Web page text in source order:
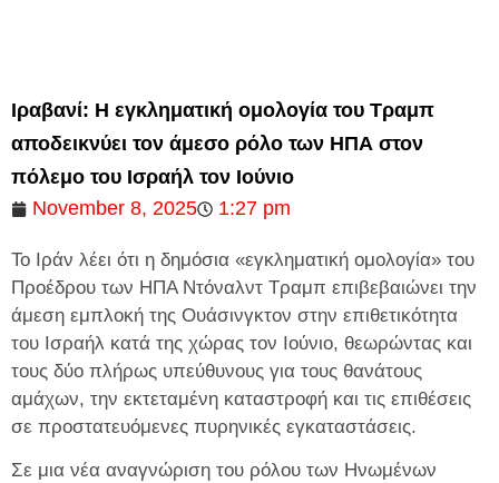
Ιραβανί: Η εγκληματική ομολογία του Τραμπ
αποδεικνύει τον άμεσο ρόλο των ΗΠΑ στον
πόλεμο του Ισραήλ τον Ιούνιο
November 8, 2025
1:27 pm
Το Ιράν λέει ότι η δημόσια «εγκληματική ομολογία» του
Προέδρου των ΗΠΑ Ντόναλντ Τραμπ επιβεβαιώνει την
άμεση εμπλοκή της Ουάσινγκτον στην επιθετικότητα
του Ισραήλ κατά της χώρας τον Ιούνιο, θεωρώντας και
τους δύο πλήρως υπεύθυνους για τους θανάτους
αμάχων, την εκτεταμένη καταστροφή και τις επιθέσεις
σε προστατευόμενες πυρηνικές εγκαταστάσεις.
Σε μια νέα αναγνώριση του ρόλου των Ηνωμένων